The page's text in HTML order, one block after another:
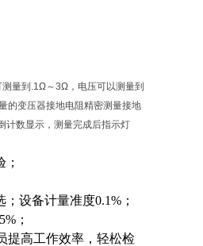
量到.1Ω～3Ω，电压可以测量到
的变压器接地电阻精密测量接地
计数显示，测量完成后指示灯
；设备计量准度0.1%；
；
提高工作效率，轻松检